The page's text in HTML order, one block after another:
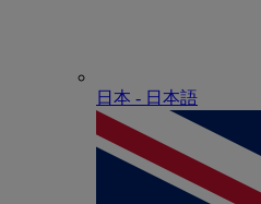
日本 - ⽇本語